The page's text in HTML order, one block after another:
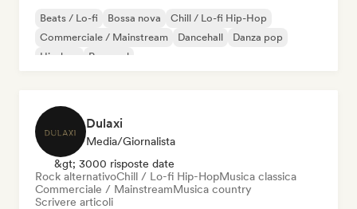
Beats / Lo-fi Bossa nova
Chill / Lo-fi Hip-Hop
Commerciale / Mainstream
Dancehall
Danza pop
Hip-hop
Pop soul
Dulaxi
Media/Giornalista
&gt; 3000 risposte date
Rock alternativoChill / Lo-fi Hip-HopMusica classica
Commerciale / MainstreamMusica country
Scrivere articoli